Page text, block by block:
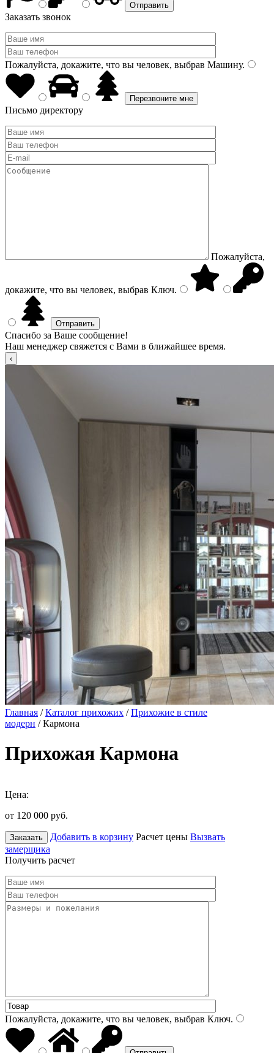
Заказать звонок
Пожалуйста, докажите, что вы человек, выбрав Машину.
Письмо директору
Пожалуйста,
докажите, что вы человек, выбрав Ключ.
Спасибо за Ваше сообщение!
Наш менеджер свяжется с Вами в ближайшее время.
Главная /Каталог прихожих /Прихожие в стиле
модерн / Кармона
Прихожая Кармона
Цена:
от 120 000 руб.
Заказать Добавить в корзину Расчет цены Вызвать
замерщика
Получить расчет
Пожалуйста, докажите, что вы человек, выбрав Ключ.